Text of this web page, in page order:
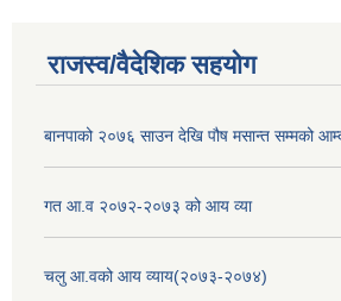
राजस्व/वैदेशिक सहयोग
बानपाको २०७६ साउन देखि पौष मसान्त सम्मको
गत आ.व २०७२-२०७३ को आय व्या
चलु आ.वको आय व्याय(२०७३-२०७४)